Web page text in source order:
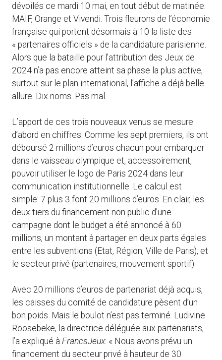
dévoilés ce mardi 10 mai, en tout début de matinée:
MAIF, Orange et Vivendi. Trois fleurons de l’économie
française qui portent désormais à 10 la liste des
« partenaires officiels » de la candidature parisienne.
Alors que la bataille pour l’attribution des Jeux de
2024 n’a pas encore atteint sa phase la plus active,
surtout sur le plan international, l’affiche a déjà belle
allure. Dix noms. Pas mal.
L’apport de ces trois nouveaux venus se mesure
d’abord en chiffres. Comme les sept premiers, ils ont
déboursé 2 millions d’euros chacun pour embarquer
dans le vaisseau olympique et, accessoirement,
pouvoir utiliser le logo de Paris 2024 dans leur
communication institutionnelle. Le calcul est
simple: 7 plus 3 font 20 millions d’euros. En clair, les
deux tiers du financement non public d’une
campagne dont le budget a été annoncé à 60
millions, un montant à partager en deux parts égales
entre les subventions (Etat, Région, Ville de Paris), et
le secteur privé (partenaires, mouvement sportif).
Avec 20 millions d’euros de partenariat déjà acquis,
les caisses du comité de candidature pèsent d’un
bon poids. Mais le boulot n’est pas terminé. Ludivine
Roosebeke, la directrice déléguée aux partenariats,
l’a expliqué à FrancsJeux: « Nous avons prévu un
financement du secteur privé à hauteur de 30